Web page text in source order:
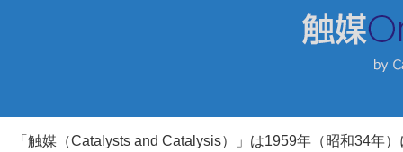
「触媒（Catalysts and Catalysis）」は1959年（昭和34年